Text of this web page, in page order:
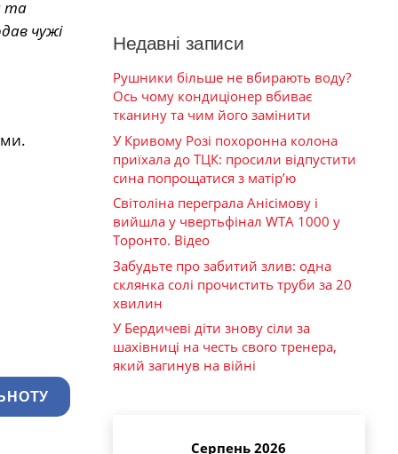
та
чужі
Недавні записи
Рушники більше не вбирають воду?
Ось чому кондиціонер вбиває
тканину та чим його замінити
У Кривому Розі похоронна колона
приїхала до ТЦК: просили відпустити
сина попрощатися з матір’ю
Світоліна переграла Анісімову і
вийшла у чвертьфінал WTA 1000 у
Торонто. Відео
Забудьте про забитий злив: одна
склянка солі прочистить труби за 20
хвилин
У Бердичеві діти знову сіли за
шахівниці на честь свого тренера,
який загинув на війні
Серпень 2026